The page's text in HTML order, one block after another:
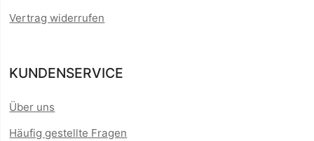
Vertrag widerrufen
KUNDENSERVICE
Über uns
Häufig gestellte Fragen